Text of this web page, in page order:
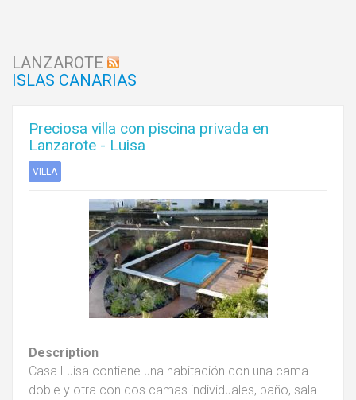
LANZAROTE
ISLAS CANARIAS
Preciosa villa con piscina privada en
Lanzarote - Luisa
VILLA
Description
Casa Luisa contiene una habitación con una cama
doble y otra con dos camas individuales, baño, sala